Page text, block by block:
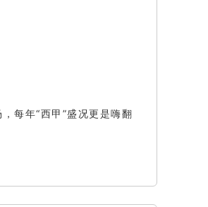
每年“西甲”盛况更是嗨翻